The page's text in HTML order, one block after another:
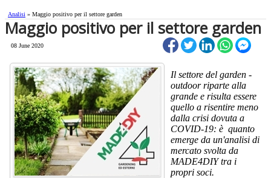
Analisi » Maggio positivo per il settore garden
Maggio positivo per il settore garden
08 June 2020
Il settore del garden -
outdoor riparte alla
grande e risulta essere
quello a risentire meno
dalla crisi dovuta a
COVID-19: è quanto
emerge da un'analisi di
mercato svolta da
MADE4DIY tra i
propri soci.